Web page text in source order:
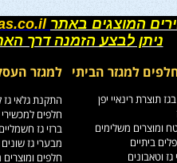
המוצגים באתר
ניתן לבצע הזמנה דרך
למגזר הביתי למגזר
תוצרת רינאיי יפן
ומוצרים משלימים
ביתיים
גז וטאבונים
התקנת גלאי
חלפים למכשירי
ברזי גז חשמליים
מבערי גז
חלפים